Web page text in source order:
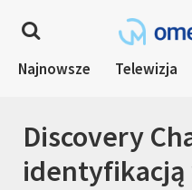
Najnowsze Telewizja
Discovery
identyfikacją